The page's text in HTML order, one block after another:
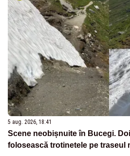
5 aug. 2026, 18:41
Scene neobișnuite în Bucegi.
folosească trotinetele pe traseul